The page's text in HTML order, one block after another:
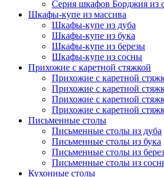
Серия шкафов Борджия из
Шкафы-купе из массива
Шкафы-купе из дуба
Шкафы-купе из бука
Шкафы-купе из березы
Шкафы-купе из сосны
Прихожие с каретной стяжкой
Прихожие с каретной
Прихожие с каретной
Прихожие с каретной
Прихожие с каретной
Письменные столы
Письменные столы из дуба
Письменные столы из бука
Письменные столы из
Письменные столы из
Кухонные столы